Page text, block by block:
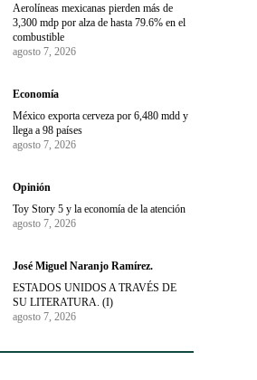
Aerolíneas mexicanas pierden más de
3,300 mdp por alza de hasta 79.6% en el
combustible
agosto 7, 2026
Economía
México exporta cerveza por 6,480 mdd y
llega a 98 países
agosto 7, 2026
Opinión
Toy Story 5 y la economía de la atención
agosto 7, 2026
José Miguel Naranjo Ramírez.
ESTADOS UNIDOS A TRAVÉS DE
SU LITERATURA. (I)
agosto 7, 2026